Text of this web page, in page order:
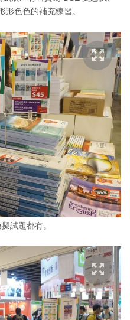
形色色的補充練習。
試題都有。